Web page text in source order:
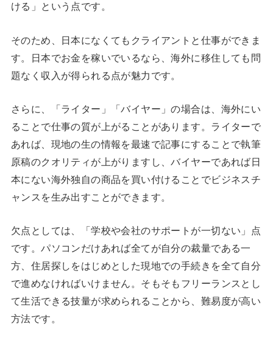
ける」という点です。
そのため、日本になくてもクライアントと仕事ができま
す。日本でお金を稼いでいるなら、海外に移住しても問
題なく収入が得られる点が魅力です。
さらに、「ライター」「バイヤー」の場合は、海外にい
ることで仕事の質が上がることがあります。ライターで
あれば、現地の生の情報を最速で記事にすることで執筆
原稿のクオリティが上がりますし、バイヤーであれば日
本にない海外独自の商品を買い付けることでビジネスチ
ャンスを生み出すことができます。
欠点としては、「学校や会社のサポートが一切ない」点
です。パソコンだけあれば全てが自分の裁量である一
方、住居探しをはじめとした現地での手続きを全て自分
で進めなければいけません。そもそもフリーランスとし
て生活できる技量が求められることから、難易度が高い
方法です。